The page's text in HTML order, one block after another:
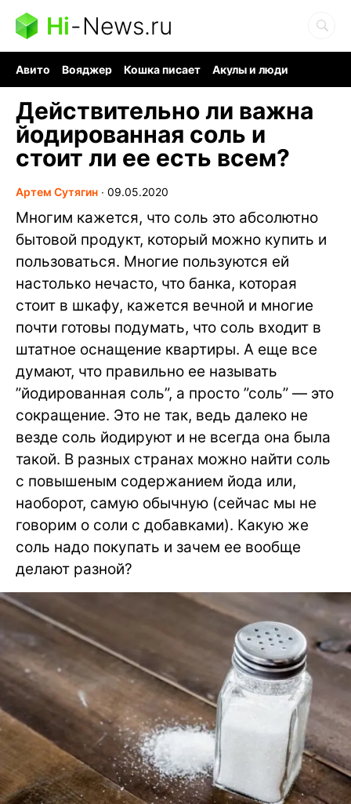
Hi-News.ru
Авито Вояджер Кошка писает
Акулы и люди
Действительно ли важна
йодированная соль и
стоит ли ее есть всем?
Артем Сутягин ∙ 09.05.2020
Многим кажется, что соль это абсолютно
бытовой продукт, который можно купить и
пользоваться. Многие пользуются ей
настолько нечасто, что банка, которая
стоит в шкафу, кажется вечной и многие
почти готовы подумать, что соль входит в
штатное оснащение квартиры. А еще все
думают, что правильно ее называть
”йодированная соль”, а просто ”соль” — это
сокращение. Это не так, ведь далеко не
везде соль йодируют и не всегда она была
такой. В разных странах можно найти соль
с повышеным содержанием йода или,
наоборот, самую обычную (сейчас мы не
говорим о соли с добавками). Какую же
соль надо покупать и зачем ее вообще
делают разной?